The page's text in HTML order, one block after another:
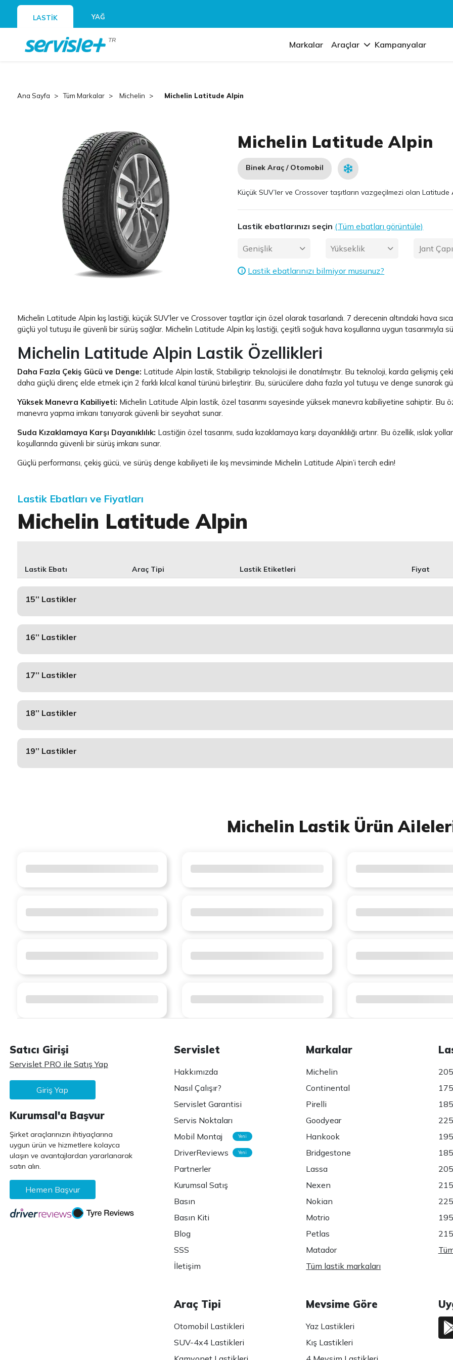
LASTİK YAĞ
TR Markalar Araçlar Kampanyalar
Ana Sayfa Tüm Markalar Michelin Michelin Latitude Alpin
Michelin Latitude Alpin
Binek Araç / Otomobil
Küçük SUV’ler ve Crossover taşıtların vazgeçilmezi olan
Lastik ebatlarınızı seçin (Tüm ebatları görüntüle)
Genişlik Yükseklik Jant Çapı
i Lastik ebatlarınızı bilmiyor musunuz?
Michelin Latitude Alpin kış lastiği, küçük SUV’ler ve Crossover taşıtlariçin özel olarak tasarlandı. 7 derecenin altındaki hava
güçlü yol tutuşu ile güvenli bir sürüş sağlar. Michelin Latitude Alpin kış lastiği, çeşitli soğuk hava koşullarına uygun tasarımıyla
Michelin Latitude Alpin Lastik Özellikleri
Daha Fazla Çekiş Gücü ve Denge: Latitude Alpin lastik, Stabiligrip teknolojisi ile donatılmıştır. Bu teknoloji, karda gelişmiş
daha güçlü direnç elde etmek için 2 farklı kılcal kanal türünü birleştirir. Bu, sürücülere daha fazla yol tutuşu ve denge sunarak
Yüksek Manevra Kabiliyeti: Michelin Latitude Alpin lastik, özel tasarımı sayesinde yüksek manevra kabiliyetine sahiptir. Bu
manevra yapma imkanı tanıyarak güvenli bir seyahat sunar.
Suda Kızaklamaya Karşı Dayanıklılık: Lastiğin özel tasarımı, suda kızaklamaya karşı dayanıklılığı artırır. Bu özellik, ıslak
koşullarında güvenli bir sürüş imkanı sunar.
Güçlü performansı, çekiş gücü, ve sürüş denge kabiliyeti ile kış mevsiminde Michelin Latitude Alpin’i tercih edin!
Lastik Ebatları ve Fiyatları
Michelin Latitude Alpin
Lastik Ebatı Araç Tipi Lastik Etiketleri Fiyat
15’’ Lastikler
16’’ Lastikler
17’’ Lastikler
18’’ Lastikler
19’’ Lastikler
Michelin Lastik Ürün
Satıcı Girişi
Servislet PRO ile Satış Yap
Giriş Yap
Kurumsal'a Başvur
Şirket araçlarınızın ihtiyaçlarına
uygun ürün ve hizmetlere kolayca
ulaşın ve avantajlardan yararlanarak
satın alın.
Hemen Başvur
Servislet
Hakkımızda
Nasıl Çalışır?
Servislet Garantisi
Servis Noktaları
Mobil Montaj
Yeni
DriverReviews Yeni
Partnerler
Kurumsal Satış
Basın
Basın Kiti
Blog
SSS
İletişim
Markalar
Michelin
Continental
Pirelli
Goodyear
Hankook
Bridgestone
Lassa
Nexen
Nokian
Motrio
Petlas
Matador
Tüm lastik markaları
Araç Tipi
Otomobil Lastikleri
SUV-4x4 Lastikleri
Mevsime Göre
Yaz Lastikleri
Kış Lastikleri